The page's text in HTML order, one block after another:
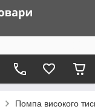
Помпа високого